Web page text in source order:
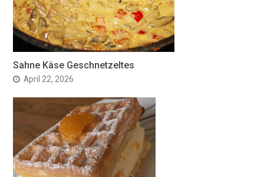
Sahne Käse Geschnetzeltes
April 22, 2026